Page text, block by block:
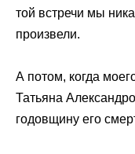
той встречи мы
произвели.
А потом, когда
Татьяна
годовщину его